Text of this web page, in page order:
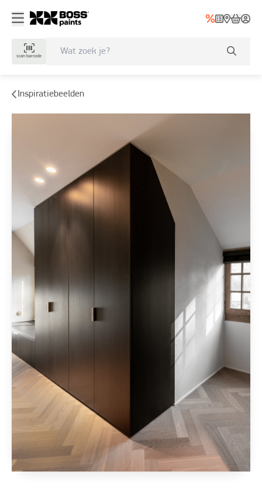
scan barcode
Inspiratiebeelden